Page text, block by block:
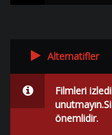
Alternatifler
Filmleri
önemlidir.